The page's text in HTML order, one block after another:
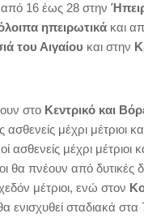
16 έως 28 στην
ηπειρωτικά και
του Αιγαίου και στην
στο Κεντρικό και
ασθενείς μέχρι μέτριοι
ασθενείς μέχρι μέτριοι
θα πνέουν από δυτικές
μέτριοι, ενώ στον
ενισχυθεί σταδιακά